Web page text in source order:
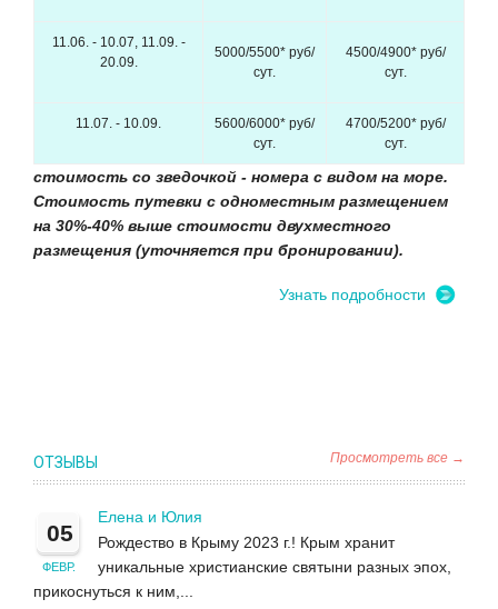
11.06. - 10.07, 11.09. -
20.09.
5000/5500* руб/
сут.
4500/4900* руб/
сут.
11.07. - 10.09.
5600/6000* руб/
сут.
4700/5200* руб/
сут.
стоимость со зведочкой - номера с видом на море.
Стоимость путевки с одноместным размещением
на 30%-40% выше стоимости двухместного
размещения (уточняется при бронировании).
Узнать подробности
ОТЗЫВЫ Просмотреть все →
05
ФЕВР.
Елена и Юлия
Рождество в Крыму 2023 г.! Крым хранит
уникальные христианские святыни разных эпох,
прикоснуться к ним,...